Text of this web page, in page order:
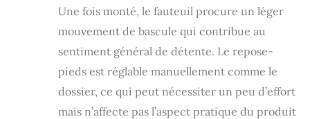
télévision, lire, se
reposer ou surfer
sur Internet.
Rotation à 360° : Le
fauteuil peut être
tourné à 360°. En
complément,
l'assise peut être
Une fois monté, le fauteuil procure un léger
mouvement de bascule qui contribue au
sentiment général de détente. Le repose-
pieds est réglable manuellement comme le
dossier, ce qui peut nécessiter un peu d’effort
mais n’affecte pas l’aspect pratique du produit